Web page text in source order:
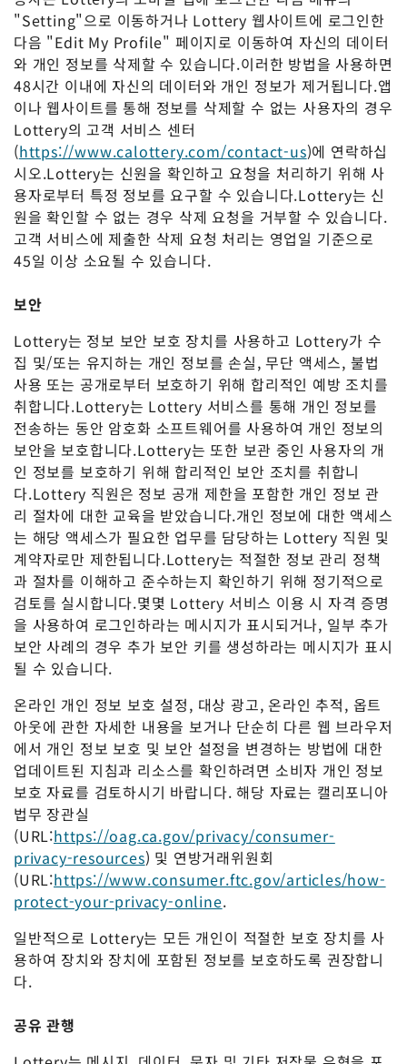
"Setting"으로 이동하거나 Lottery 웹사이트에 로그인한
다음 "Edit My Profile" 페이지로 이동하여 자신의 데이터
와 개인 정보를 삭제할 수 있습니다.이러한 방법을 사용하면
48시간 이내에 자신의 데이터와 개인 정보가 제거됩니다.앱
이나 웹사이트를 통해 정보를 삭제할 수 없는 사용자의 경우
Lottery의 고객 서비스 센터
(https://www.calottery.com/contact-us)에 연락하십
시오.Lottery는 신원을 확인하고 요청을 처리하기 위해 사
용자로부터 특정 정보를 요구할 수 있습니다.Lottery는 신
원을 확인할 수 없는 경우 삭제 요청을 거부할 수 있습니다.
고객 서비스에 제출한 삭제 요청 처리는 영업일 기준으로
45일 이상 소요될 수 있습니다.
보안
Lottery는 정보 보안 보호 장치를 사용하고 Lottery가 수
집 및/또는 유지하는 개인 정보를 손실, 무단 액세스, 불법
사용 또는 공개로부터 보호하기 위해 합리적인 예방 조치를
취합니다.Lottery는 Lottery 서비스를 통해 개인 정보를
전송하는 동안 암호화 소프트웨어를 사용하여 개인 정보의
보안을 보호합니다.Lottery는 또한 보관 중인 사용자의 개
인 정보를 보호하기 위해 합리적인 보안 조치를 취합니
다.Lottery 직원은 정보 공개 제한을 포함한 개인 정보 관
리 절차에 대한 교육을 받았습니다.개인 정보에 대한 액세스
는 해당 액세스가 필요한 업무를 담당하는 Lottery 직원 및
계약자로만 제한됩니다.Lottery는 적절한 정보 관리 정책
과 절차를 이해하고 준수하는지 확인하기 위해 정기적으로
검토를 실시합니다.몇몇 Lottery 서비스 이용 시 자격 증명
을 사용하여 로그인하라는 메시지가 표시되거나, 일부 추가
보안 사례의 경우 추가 보안 키를 생성하라는 메시지가 표시
될 수 있습니다.
온라인 개인 정보 보호 설정, 대상 광고, 온라인 추적, 옵트
아웃에 관한 자세한 내용을 보거나 단순히 다른 웹 브라우저
에서 개인 정보 보호 및 보안 설정을 변경하는 방법에 대한
업데이트된 지침과 리소스를 확인하려면 소비자 개인 정보
보호 자료를 검토하시기 바랍니다. 해당 자료는 캘리포니아
법무 장관실
(URL:https://oag.ca.gov/privacy/consumer-
privacy-resources) 및 연방거래위원회
(URL:https://www.consumer.ftc.gov/articles/how-
protect-your-privacy-online.
일반적으로 Lottery는 모든 개인이 적절한 보호 장치를 사
용하여 장치와 장치에 포함된 정보를 보호하도록 권장합니
다.
공유 관행